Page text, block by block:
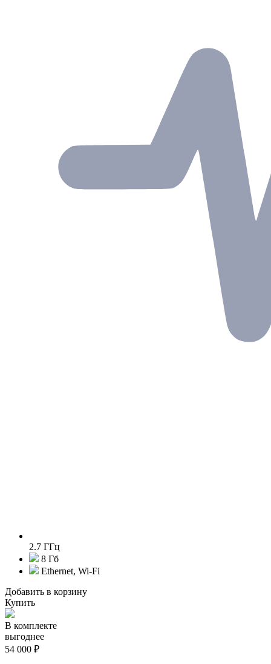
2.7 ГГц
8 Гб
Ethernet, Wi-Fi
Добавить в корзину
Купить
В комплекте
выгоднее
54 000 ₽